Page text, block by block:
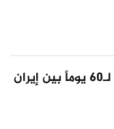
إعلان وشيك عن اتفاق لـ60 يوماً بين إيران